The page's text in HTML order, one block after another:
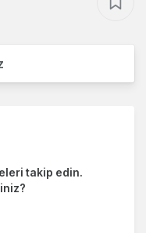
takip edin.